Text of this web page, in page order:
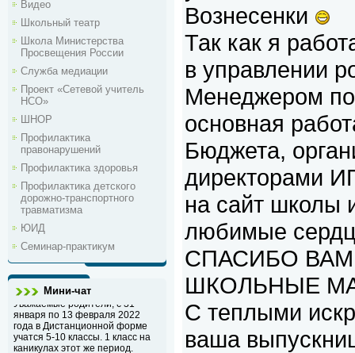
Видео
Школьный театр
Школа Министерства
Просвещения России
Служба медиации
Проект «Сетевой учитель
НСО»
ШНОР
Профилактика
правонарушений
Профилактика здоровья
Профилактика детского
дорожно-транспортного
травматизма
ЮИД
Семинар-практикум
Мини-чат
Вознесенки
Так как я
в управлении
Менеджером
основная
Бюджета,
директорами
на сайт школы
любимые
СПАСИБО
ШКОЛЬНЫЕ
С теплыми
ваша